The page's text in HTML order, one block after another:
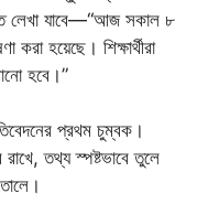
লেখা যাবে—“আজ সকাল ৮
করা হয়েছে। শিক্ষার্থীরা
হবে।”
প্রথম চুম্বক।
তথ্য স্পষ্টভাবে তুলে